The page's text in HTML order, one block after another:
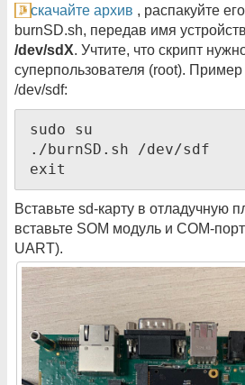
скачайте архив , распакуйте
burnSD.sh, передав имя
/dev/sdX. Учтите, что скрипт
суперпользователя (root). Пример
/dev/sdf:
sudo su
./burnSD.sh /dev/sdf
exit
Вставьте sd-карту в отладучную
вставьте SOM модуль и COM-
UART).